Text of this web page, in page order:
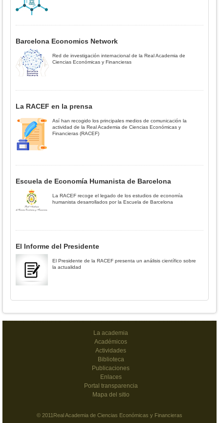
Barcelona Economics Network
Red de investigación internacional de la Real Academia de
Ciencias Económicas y Financieras
La RACEF en la prensa
Así han recogido los principales medios de comunicación la
actividad de la Real Academia de Ciencias Económicas y
Financieras (RACEF)
Escuela de Economía Humanista de Barcelona
La RACEF recoge el legado de los estudios de economía
humanista desarrollados por la Escuela de Barcelona
El Informe del Presidente
El Presidente de la RACEF presenta un análisis científico sobre
la actualidad
La academia
Académicos
Actividades
Biblioteca
Publicaciones
Enlaces
Portal transparencia
Mapa del sitio
© 2011Real Academia de Ciencias Económicas y Financieras